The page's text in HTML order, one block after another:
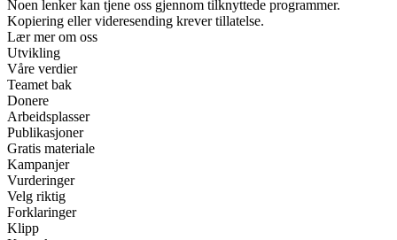
Noen lenker kan tjene oss gjennom tilknyttede programmer.
Kopiering eller videresending krever tillatelse.
Lær mer om oss
Utvikling
Våre verdier
Teamet bak
Donere
Arbeidsplasser
Publikasjoner
Gratis materiale
Kampanjer
Vurderinger
Velg riktig
Forklaringer
Klipp